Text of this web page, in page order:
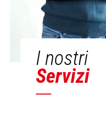
I nostri
Servizi